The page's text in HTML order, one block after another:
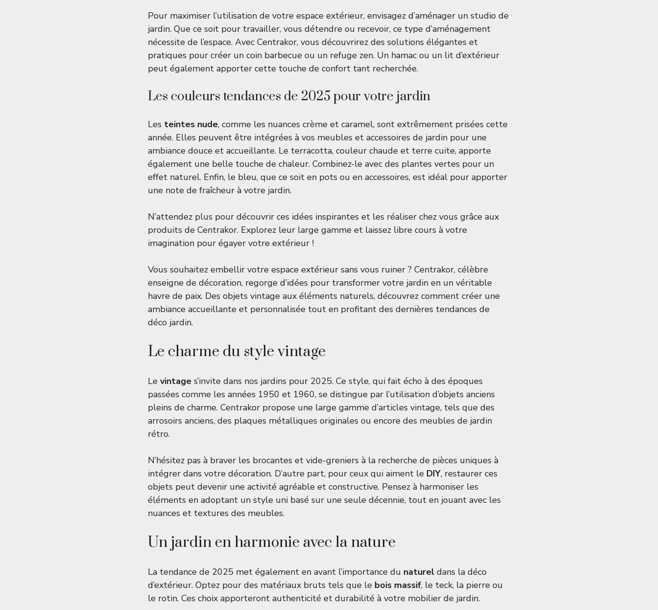
Pour maximiser l’utilisation de votre espace extérieur, envisagez d’aménager un studio de
jardin. Que ce soit pour travailler, vous détendre ou recevoir, ce type d’aménagement
nécessite de l’espace. Avec Centrakor, vous découvrirez des solutions élégantes et
pratiques pour créer un coin barbecue ou un refuge zen. Un hamac ou un lit d’extérieur
peut également apporter cette touche de confort tant recherchée.
Les couleurs tendances de 2025 pour votre jardin
Les teintes nude, comme les nuances crème et caramel, sont extrêmement prisées cette
année. Elles peuvent être intégrées à vos meubles et accessoires de jardin pour une
ambiance douce et accueillante. Le terracotta, couleur chaude et terre cuite, apporte
également une belle touche de chaleur. Combinez-le avec des plantes vertes pour un
effet naturel. Enfin, le bleu, que ce soit en pots ou en accessoires, est idéal pour apporter
une note de fraîcheur à votre jardin.
N’attendez plus pour découvrir ces idées inspirantes et les réaliser chez vous grâce aux
produits de Centrakor. Explorez leur large gamme et laissez libre cours à votre
imagination pour égayer votre extérieur !
Vous souhaitez embellir votre espace extérieur sans vous ruiner ? Centrakor, célèbre
enseigne de décoration, regorge d’idées pour transformer votre jardin en un véritable
havre de paix. Des objets vintage aux éléments naturels, découvrez comment créer une
ambiance accueillante et personnalisée tout en profitant des dernières tendances de
déco jardin.
Le charme du style vintage
Le vintage s’invite dans nos jardins pour 2025. Ce style, qui fait écho à des époques
passées comme les années 1950 et 1960, se distingue par l’utilisation d’objets anciens
pleins de charme. Centrakor propose une large gamme d’articles vintage, tels que des
arrosoirs anciens, des plaques métalliques originales ou encore des meubles de jardin
rétro.
N’hésitez pas à braver les brocantes et vide-greniers à la recherche de pièces uniques à
intégrer dans votre décoration. D’autre part, pour ceux qui aiment le DIY, restaurer ces
objets peut devenir une activité agréable et constructive. Pensez à harmoniser les
éléments en adoptant un style uni basé sur une seule décennie, tout en jouant avec les
nuances et textures des meubles.
Un jardin en harmonie avec la nature
La tendance de 2025 met également en avant l’importance du naturel dans la déco
d’extérieur. Optez pour des matériaux bruts tels que le bois massif, le teck, la pierre ou
le rotin. Ces choix apporteront authenticité et durabilité à votre mobilier de jardin.